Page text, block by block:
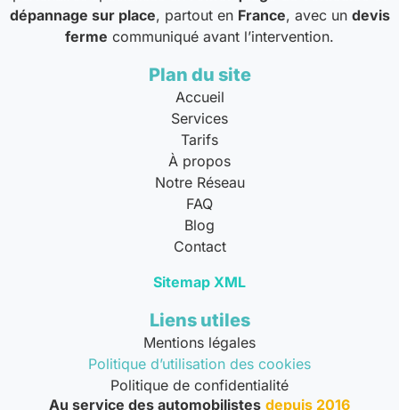
dépannage sur place, partout en France, avec un devis
ferme communiqué avant l’intervention.
Plan du site
Accueil
Services
Tarifs
À propos
Notre Réseau
FAQ
Blog
Contact
Sitemap XML
Liens utiles
Mentions légales
Politique d’utilisation des cookies
Politique de confidentialité
Au service des automobilistes depuis 2016